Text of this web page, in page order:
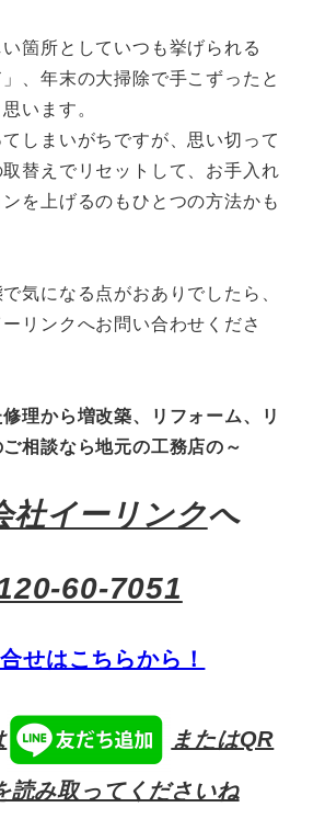
箇所としていつも挙げられる
」、年末の大掃除で手こずったと
います。
しまいがちですが、思い切って
替えでリセットして、お手入れ
を上げるのもひとつの方法かも
気になる点がおありでしたら、
リンクへお問い合わせくださ
理から増改築、リフォーム、リ
相談なら地元の工務店の～
社イーリンクへ
60-7051
せはこちらから！
またはQR
読み取ってくださいね